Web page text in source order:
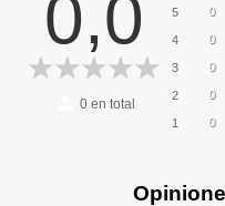
0,0
0en total
5 0
4 0
3 0
2 0
1 0